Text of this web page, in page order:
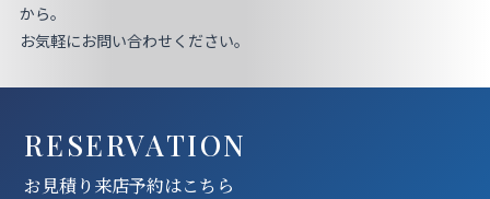
から。
お気軽にお問い合わせください。
RESERVATION
お見積り来店予約はこちら